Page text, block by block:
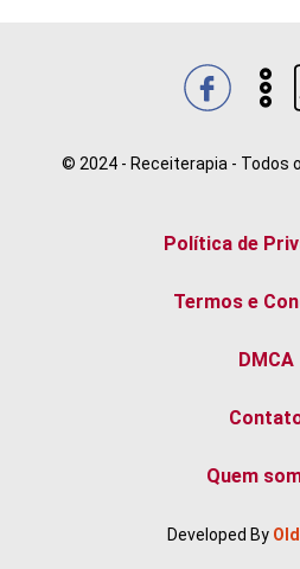
© 2024 - Receiterapia - Todos
Quem
DMCA
Termos e
Política de
Developed By